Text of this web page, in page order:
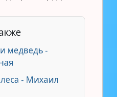
медведь -
- Михаил